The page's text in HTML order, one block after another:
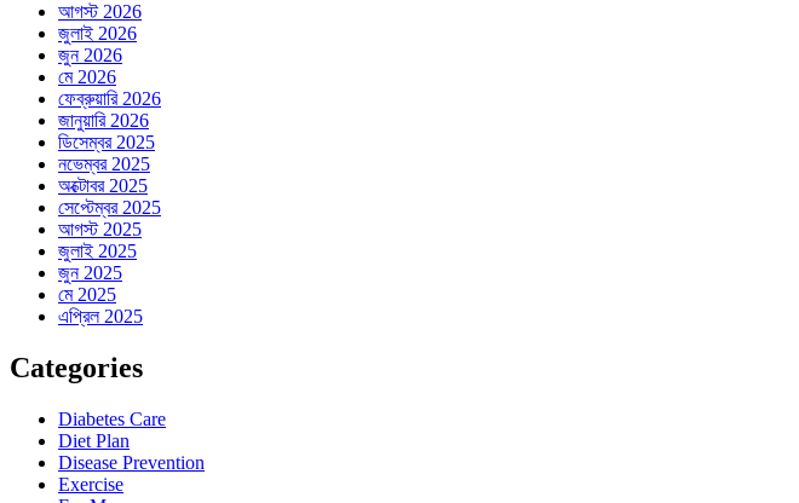
আগস্ট 2026
জুলাই 2026
জুন 2026
মে 2026
ফেব্রুয়ারি 2026
জানুয়ারি 2026
ডিসেম্বর 2025
নভেম্বর 2025
অক্টোবর 2025
সেপ্টেম্বর 2025
আগস্ট 2025
জুলাই 2025
জুন 2025
মে 2025
এপ্রিল 2025
Categories
Diabetes Care
Diet Plan
Disease Prevention
Exercise